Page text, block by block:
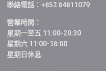
聯絡電話：+852 84811079
營業時間：
星期一至五 11:00-20:30
星期六 11:00-18:00
星期日休息